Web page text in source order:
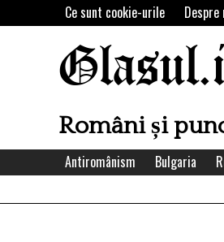
to
Ce sunt cookie-urile Despre
Români și
Antiromânism Bulgaria